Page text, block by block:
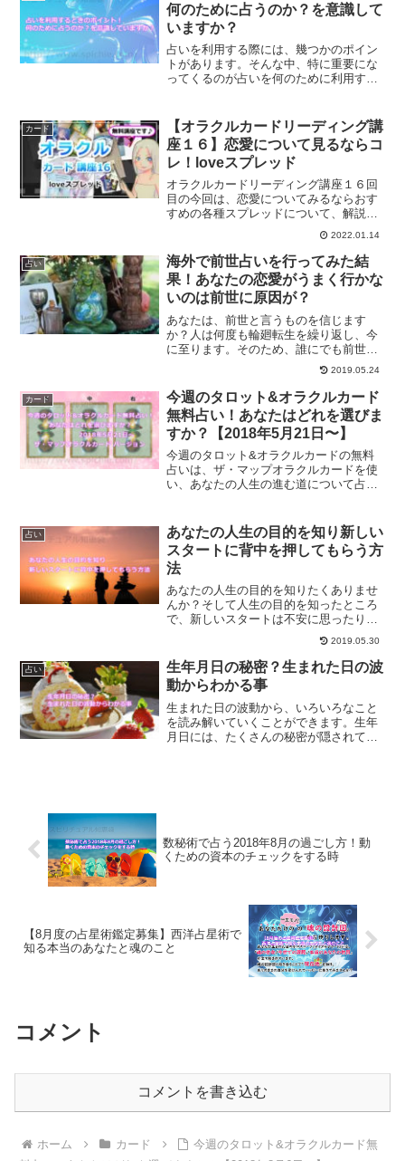
何のために占うのか？を意識して
いますか？
占いを利用する際には、幾つかのポイン
トがあります。そんな中、特に重要にな
ってくるのが占いを何のために利用する
についてご紹介します。
カード
【オラクルカードリーディング講
座１６】恋愛について見るならコ
レ！loveスプレッド
オラクルカードリーディング講座１６回
目の今回は、恋愛についてみるならおす
すめの各種スプレッドについて、解説し
2022.01.14
占い
海外で前世占いを行ってみた結
果！あなたの恋愛がうまく行かな
いのは前世に原因が？
あなたは、前世と言うものを信じます
か？人は何度も輪廻転生を繰り返し、今
に至ります。そのため、誰にでも前世と
言うものが存在するんだそうです。前世
は、誰でもみる事ができるものではあり
ません。特別な力を持った方のみがみれ
るものです。海外で、前世占いを行った
結果の衝撃的な事実とは？
2019.05.24
カード
今週のタロット&オラクルカード
無料占い！あなたはどれを選びま
すか？【2018年5月21日〜】
今週のタロット&オラクルカードの無料
占いは、ザ・マップオラクルカードを使
い、あなたの人生の進む道について占っ
オラクルカードからのメッセージをチェ
ックしてみてください。
占い
あなたの人生の目的を知り新しい
スタートに背中を押してもらう方
法
あなたの人生の目的を知りたくありませ
んか？そして人生の目的を知ったところ
で、新しいスタートは不安に思ったりす
るものです。人生の目的を知り、新たな
歩みにそっと背中を押してもらえる方法
についてご紹介します。
2019.05.30
占い
生年月日の秘密？生まれた日の波
動からわかる事
生まれた日の波動から、いろいろなこと
を読み解いていくことができます。生年
月日には、たくさんの秘密が隠されてい
数秘術で占う2018年8月の過ごし方！動
くための資本のチェックをする時
【8月度の占星術鑑定募集】西洋占星術で
知る本当のあなたと魂のこと
コメント
コメントを書き込む
ホーム カード
今週のタロット&オラクルカード無